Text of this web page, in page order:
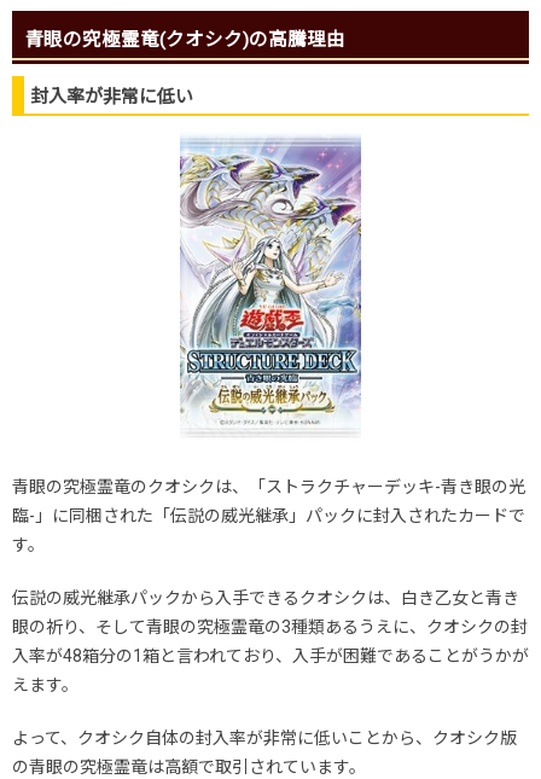
青眼の究極霊竜(クオシク)の高騰理由
封入率が非常に低い
青眼の究極霊竜のクオシクは、「ストラクチャーデッキ-青き眼の光
臨-」に同梱された「伝説の威光継承」パックに封入されたカードで
す。
伝説の威光継承パックから入手できるクオシクは、白き乙女と青き
眼の祈り、そして青眼の究極霊竜の3種類あるうえに、クオシクの封
入率が48箱分の1箱と言われており、入手が困難であることがうかが
えます。
よって、クオシク自体の封入率が非常に低いことから、クオシク版
の青眼の究極霊竜は高額で取引されています。